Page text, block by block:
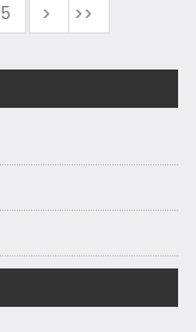
5 次